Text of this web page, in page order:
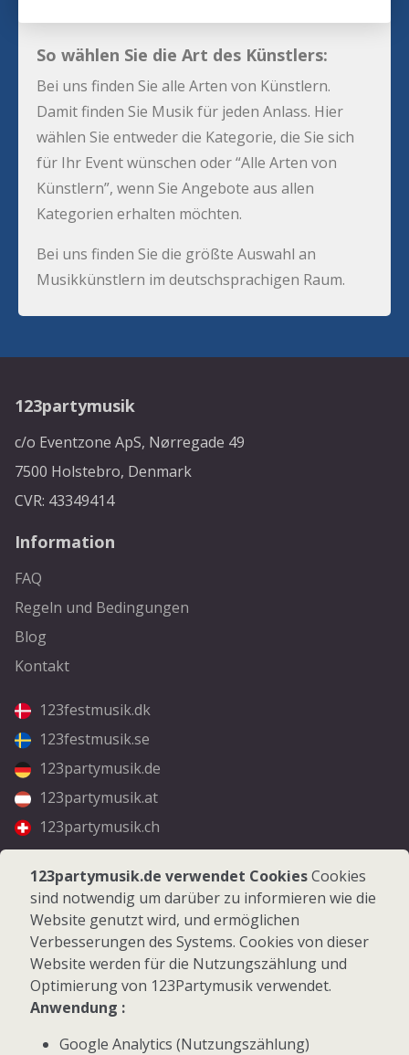
So wählen Sie die Art des Künstlers:
Bei uns finden Sie alle Arten von Künstlern.
Damit finden Sie Musik für jeden Anlass. Hier
wählen Sie entweder die Kategorie, die Sie sich
für Ihr Event wünschen oder “Alle Arten von
Künstlern”, wenn Sie Angebote aus allen
Kategorien erhalten möchten.
Bei uns finden Sie die größte Auswahl an
Musikkünstlern im deutschsprachigen Raum.
123partymusik
c/o Eventzone ApS, Nørregade 49
7500 Holstebro, Denmark
CVR: 43349414
Information
FAQ
Regeln und Bedingungen
Blog
Kontakt
123festmusik.dk
123festmusik.se
123partymusik.de
123partymusik.at
123partymusik.ch
Folgen Sie uns
Facebook
Instagram
© 2026 123Partymusik.de - Alle Rechte vorbehalten
123partymusik.de verwendet CookiesCookies
sind notwendig um darüber zu informieren wie die
Website genutzt wird, und ermöglichen
Verbesserungen des Systems. Cookies von dieser
Website werden für die Nutzungszählung und
Optimierung von 123Partymusik verwendet.
Anwendung :
Google Analytics (Nutzungszählung)